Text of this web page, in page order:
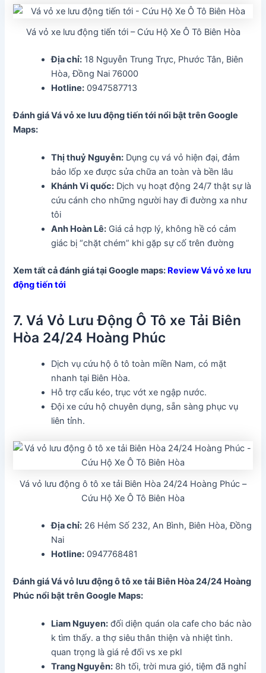
Vá vỏ xe lưu động tiến tới – Cứu Hộ Xe Ô Tô Biên Hòa
Địa chỉ: 18 Nguyễn Trung Trực, Phước Tân, Biên
Hòa, Đồng Nai 76000
Hotline: 0947587713
Đánh giá Vá vỏ xe lưu động tiến tới nổi bật trên Google
Maps:
Thị thuỷ Nguyễn: Dụng cụ vá vỏ hiện đại, đảm
bảo lốp xe được sửa chữa an toàn và bền lâu
Khánh Vi quốc: Dịch vụ hoạt động 24/7 thật sự là
cứu cánh cho những người hay đi đường xa như
tôi
Anh Hoàn Lê: Giá cả hợp lý, không hề có cảm
giác bị “chặt chém” khi gặp sự cố trên đường
Xem tất cả đánh giá tại Google maps: Review Vá vỏ xe lưu
động tiến tới
7. Vá Vỏ Lưu Động Ô Tô xe Tải Biên
Hòa 24/24 Hoàng Phúc
Dịch vụ cứu hộ ô tô toàn miền Nam, có mặt
nhanh tại Biên Hòa.
Hỗ trợ cẩu kéo, trục vớt xe ngập nước.
Đội xe cứu hộ chuyên dụng, sẵn sàng phục vụ
liên tỉnh.
Vá vỏ lưu động ô tô xe tải Biên Hòa 24/24 Hoàng Phúc –
Cứu Hộ Xe Ô Tô Biên Hòa
Địa chỉ: 26 Hẻm Số 232, An Bình, Biên Hòa, Đồng
Nai
Hotline: 0947768481
Đánh giá Vá vỏ lưu động ô tô xe tải Biên Hòa 24/24 Hoàng
Phúc nổi bật trên Google Maps:
Liam Nguyen: đối diện quán ola cafe cho bác nào
k tìm thấy. a thợ siêu thân thiện và nhiệt tình.
quan trọng là giá rẻ đối vs xe pkl
Trang Nguyễn: 8h tối, trời mưa gió, tiệm đã nghỉ